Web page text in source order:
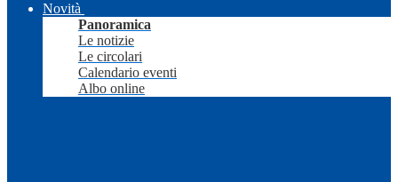
Novità
Panoramica
Le notizie
Le circolari
Calendario eventi
Albo online